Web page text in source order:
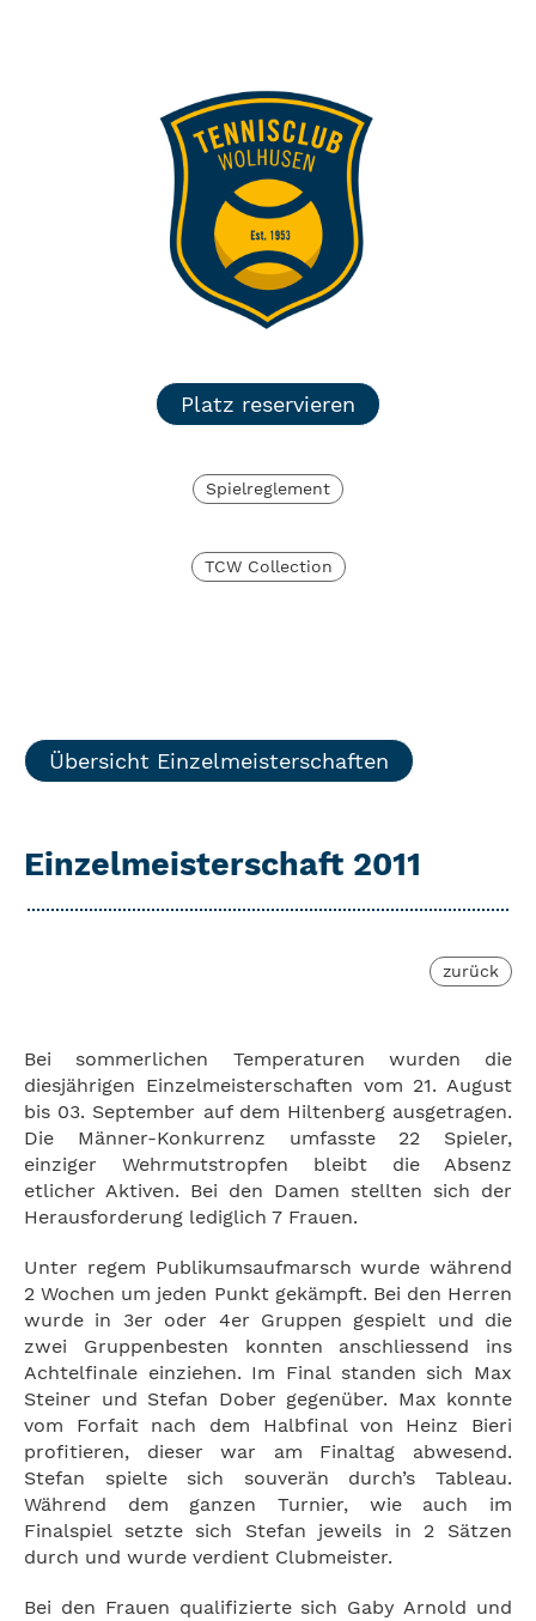
Platz reservieren
Spielreglement
TCW Collection
Übersicht Einzelmeisterschaften
Einzelmeisterschaft 2011
zurück
Bei sommerlichen Temperaturen wurden die
diesjährigen Einzelmeisterschaften vom 21. August
bis 03. September auf dem Hiltenberg ausgetragen.
Die Männer-Konkurrenz umfasste 22 Spieler,
einziger Wehrmutstropfen bleibt die Absenz
etlicher Aktiven. Bei den Damen stellten sich der
Herausforderung lediglich 7 Frauen.
Unter regem Publikumsaufmarsch wurde während
2 Wochen um jeden Punkt gekämpft. Bei den Herren
wurde in 3er oder 4er Gruppen gespielt und die
zwei Gruppenbesten konnten anschliessend ins
Achtelfinale einziehen. Im Final standen sich Max
Steiner und Stefan Dober gegenüber. Max konnte
vom Forfait nach dem Halbfinal von Heinz Bieri
profitieren, dieser war am Finaltag abwesend.
Stefan spielte sich souverän durch’s Tableau.
Während dem ganzen Turnier, wie auch im
Finalspiel setzte sich Stefan jeweils in 2 Sätzen
durch und wurde verdient Clubmeister.
Bei den Frauen qualifizierte sich Gaby Arnold und